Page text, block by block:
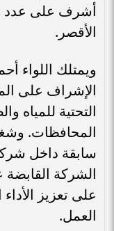
أشرف على عدد
الأقصر.
ويمتلك اللواء
الإشراف على
التحتية
المحافظات.
سابقة داخل
الشركة القابضة
على تعزيز
العمل.